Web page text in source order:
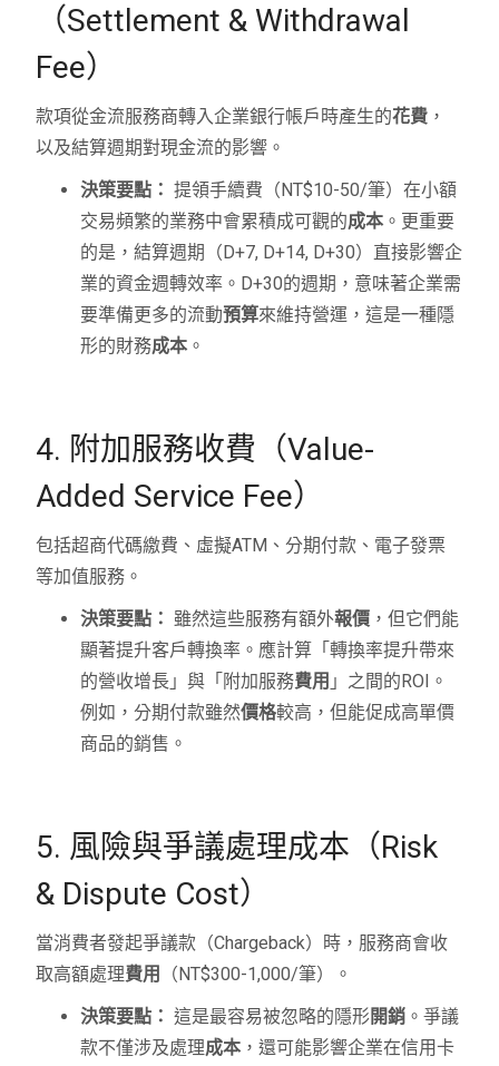
（Settlement & Withdrawal
Fee）
款項從金流服務商轉入企業銀行帳戶時產生的花費 ，
以及結算週期對現金流的影響。
決策要點： 提領手續費（NT$10-50/筆）在小額
交易頻繁的業務中會累積成可觀的成本 。更重要
的是，結算週期（D+7, D+14, D+30）直接影響企
業的資金週轉效率。D+30的週期，意味著企業需
要準備更多的流動預算來維持營運，這是一種隱
形的財務成本 。
4. 附加服務收費（Value-
Added Service Fee）
包括超商代碼繳費、虛擬ATM、分期付款、電子發票
等加值服務。
決策要點： 雖然這些服務有額外報價 ，但它們能
顯著提升客戶轉換率。應計算「轉換率提升帶來
的營收增長」與「附加服務費用 」之間的ROI。
例如，分期付款雖然價格較高，但能促成高單價
商品的銷售。
5. 風險與爭議處理成本（Risk
& Dispute Cost）
當消費者發起爭議款（Chargeback）時，服務商會收
取高額處理費用
（NT$300-1,000/筆）。
決策要點： 這是最容易被忽略的隱形開銷 。爭議
款不僅涉及處理成本 ，還可能影響企業在信用卡